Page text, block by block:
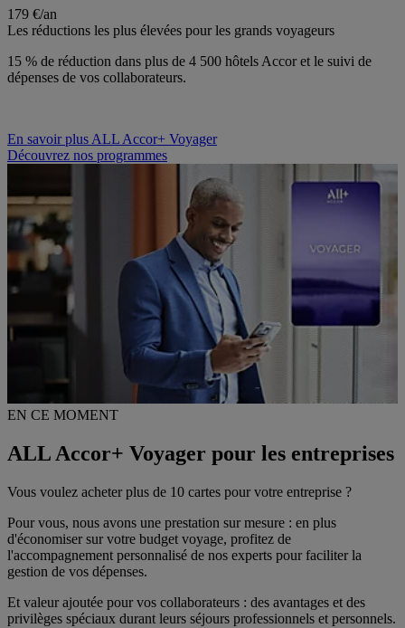
179 €/an
Les réductions les plus élevées pour les grands voyageurs
15 % de réduction dans plus de 4 500 hôtels Accor et le suivi de
dépenses de vos collaborateurs.
En savoir plus ALL Accor+ Voyager
Découvrez nos programmes
EN CE MOMENT
ALL Accor+ Voyager pour les entreprises
Vous voulez acheter plus de 10 cartes pour votre entreprise ?
Pour vous, nous avons une prestation sur mesure : en plus
d'économiser sur votre budget voyage, profitez de
l'accompagnement personnalisé de nos experts pour faciliter la
gestion de vos dépenses.
Et valeur ajoutée pour vos collaborateurs : des avantages et des
privilèges spéciaux durant leurs séjours professionnels et personnels.